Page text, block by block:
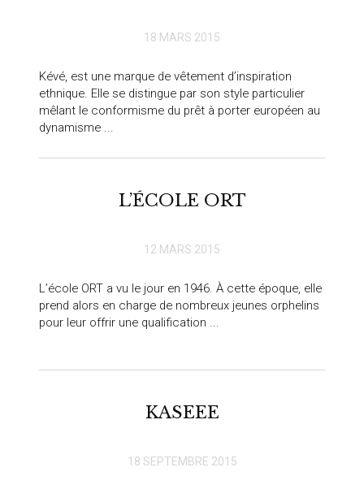
18 MARS 2015
Kévé, est une marque de vêtement d’inspiration
ethnique. Elle se distingue par son style particulier
mêlant le conformisme du prêt à porter européen au
dynamisme ...
L’ÉCOLE ORT
12 MARS 2015
L’école ORT a vu le jour en 1946. À cette époque, elle
prend alors en charge de nombreux jeunes orphelins
pour leur offrir une qualification ...
KASEEE
18 SEPTEMBRE 2015